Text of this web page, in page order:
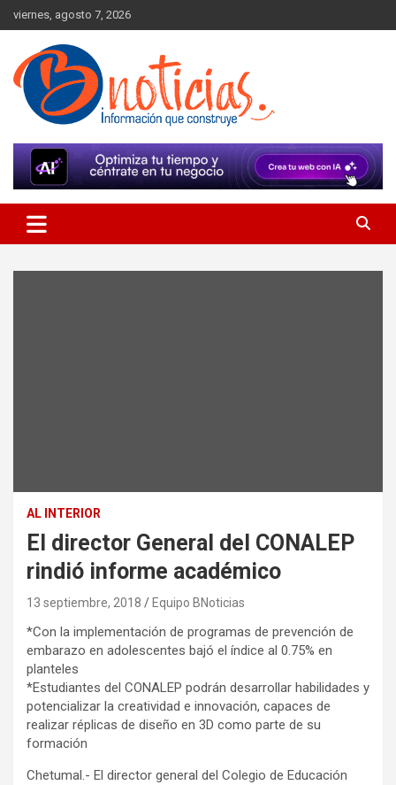
Skip
to
content
viernes, agosto 7, 2026
BNoticias
AL INTERIOR
El director General del CONALEP
rindió informe académico
13 septiembre, 2018 Equipo BNoticias
*Con la implementación de programas de prevención de
embarazo en adolescentes bajó el índice al 0.75% en
planteles
*Estudiantes del CONALEP podrán desarrollar habilidades y
potencializar la creatividad e innovación, capaces de
realizar réplicas de diseño en 3D como parte de su
formación
Chetumal.- El director general del Colegio de Educación